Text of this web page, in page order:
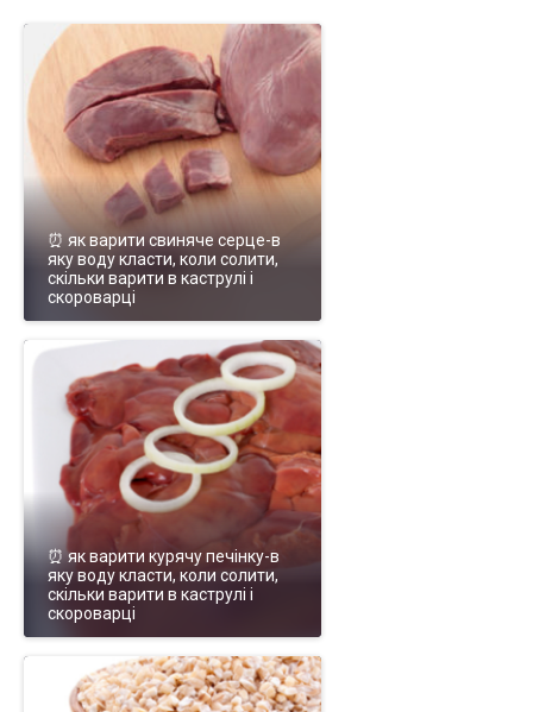
⏰ як варити свиняче серце-в
яку воду класти, коли солити,
скільки варити в каструлі і
скороварці
⏰ як варити курячу печінку-в
яку воду класти, коли солити,
скільки варити в каструлі і
скороварці